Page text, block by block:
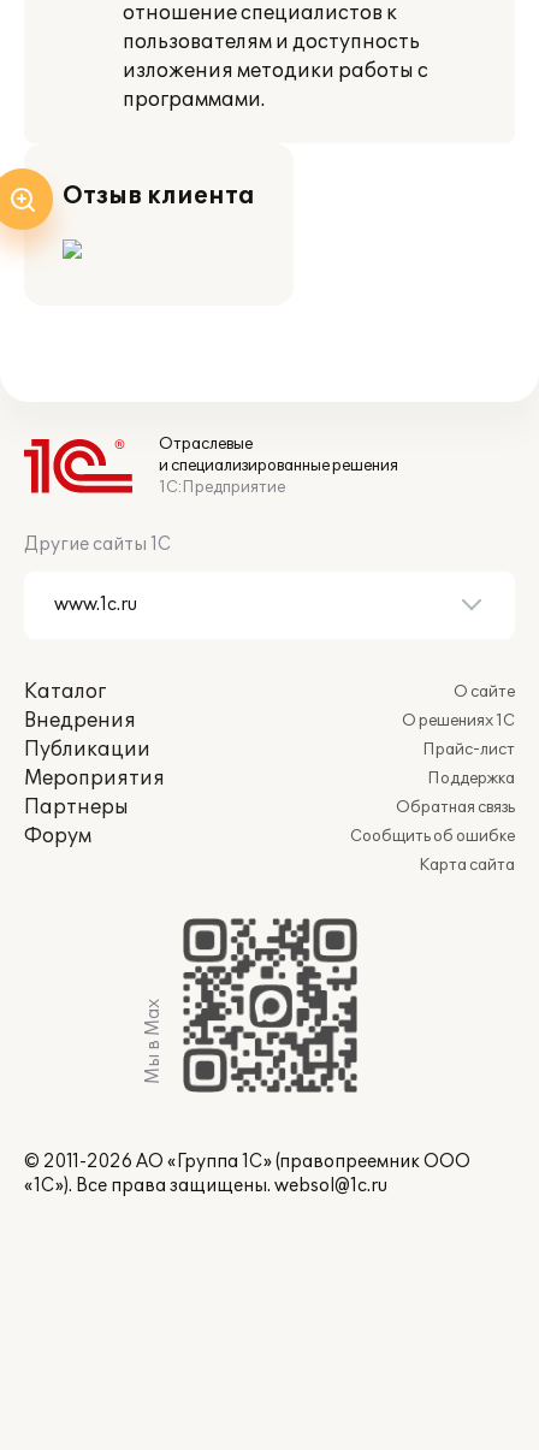
отношение специалистов к
пользователям и доступность
изложения методики работы с
программами.
Отзыв клиента
Отраслевые
и специализированные решения
1С:Предприятие
Другие сайты 1С
Каталог
Внедрения
Публикации
Мероприятия
Партнеры
Форум
О сайте
О решениях 1С
Прайс-лист
Поддержка
Обратная связь
Сообщить об ошибке
Карта сайта
Мы в Max
© 2011-2026 АО «Группа 1С» (правопреемник ООО
«1С»). Все права защищены. websol@1c.ru